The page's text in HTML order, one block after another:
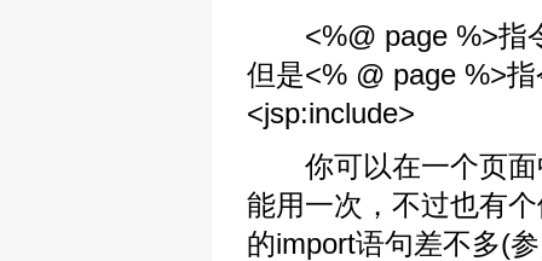
<%@ page %>指令
但是<% @ page %>
<jsp:include>
你可以在一个页面
能用一次，不过也有
的import语句差不多(